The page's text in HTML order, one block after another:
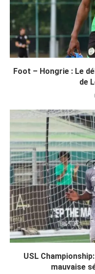
Foot – Hongrie : Le
de
USL
mauvaise